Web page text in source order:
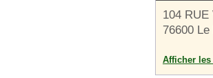
104 RUE
76600
Afficher